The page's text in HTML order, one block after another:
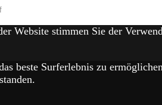
Website stimmen Sie der
beste Surferlebnis zu